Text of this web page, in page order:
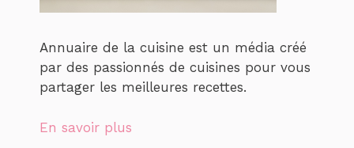
Annuaire de la cuisine est un média créé
par des passionnés de cuisines pour vous
partager les meilleures recettes.
En savoir plus